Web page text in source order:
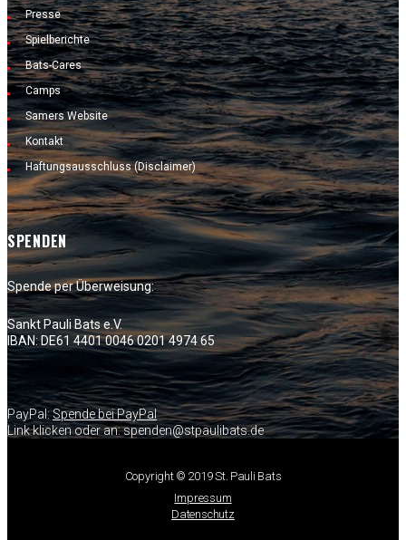
Presse
Spielberichte
Bats-Cares
Camps
Samers Website
Kontakt
Haftungsausschluss (Disclaimer)
SPENDEN
Spende per Überweisung:
Sankt Pauli Bats e.V.
IBAN: DE61 4401 0046 0201 4974 65
PayPal:Spende bei PayPal
Link klicken oder an: spenden@stpaulibats.de
Copyright © 2019 St. Pauli Bats
Impressum
Datenschutz